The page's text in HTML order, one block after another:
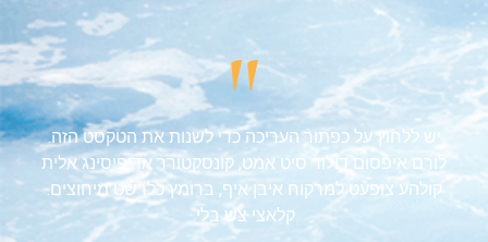
"
יש ללחוץ על כפתור העריכה כדי לשנות את הטקסט הזה.
לורם איפסום דולור סיט אמט, קונסקטורר אדיפיסינג אלית
קולהע צופעט למרקוח איבן איף, ברומץ כלרשט מיחוצים.
קלאצי צש בלי.